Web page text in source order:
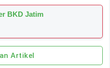
BKD Jatim
Artikel